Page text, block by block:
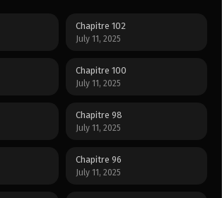
Chapitre 102
July 11, 2025
Chapitre 100
July 11, 2025
Chapitre 98
July 11, 2025
Chapitre 96
July 11, 2025